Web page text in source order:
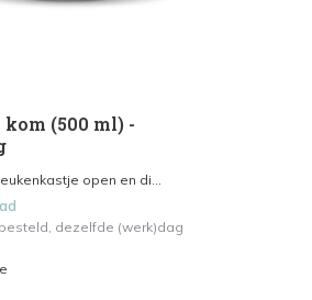
kom (500 ml) -
open en di...
dezelfde (werk)dag